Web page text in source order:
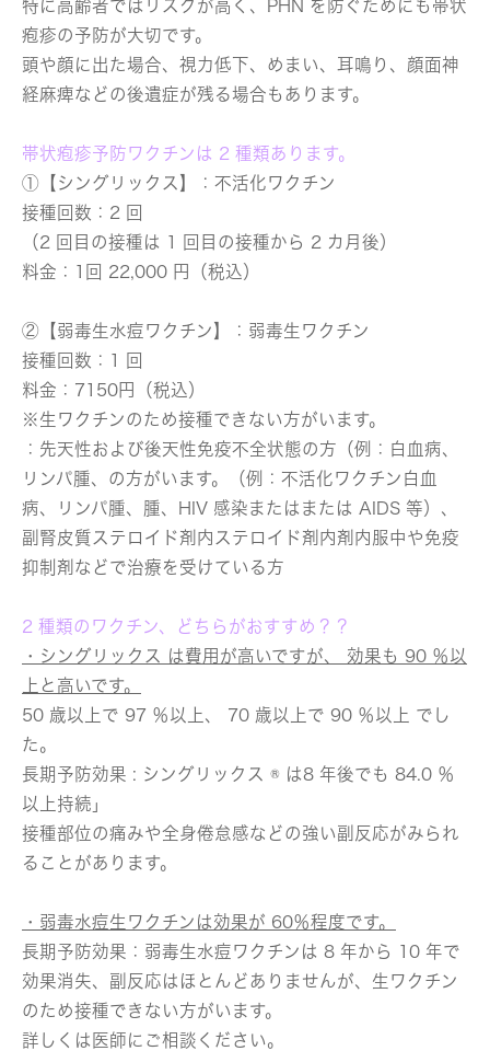
特に高齢者ではリスクが高く、PHN を防ぐためにも帯状
疱疹の予防が大切です。
頭や顔に出た場合、視力低下、めまい、耳鳴り、顔面神
経麻痺などの後遺症が残る場合もあります。
帯状疱疹予防ワクチンは 2 種類あります。
①【シングリックス】：不活化ワクチン
接種回数：2 回
（2 回目の接種は 1 回目の接種から 2 カ月後）
料金：1回 22,000 円（税込）
②【弱毒生水痘ワクチン】：弱毒生ワクチン
接種回数：1 回
料金：7150円（税込）
※生ワクチンのため接種できない方がいます。
：先天性および後天性免疫不全状態の方（例：白血病、
リンパ腫、の方がいます。（例：不活化ワクチン白血
病、リンパ腫、腫、HIV 感染またはまたは AIDS 等）、
副腎皮質ステロイド剤内ステロイド剤内剤内服中や免疫
抑制剤などで治療を受けている方
2 種類のワクチン、どちらがおすすめ？？
・シングリックス は費用が高いですが、 効果も 90 ％以
上と高いです。
50 歳以上で 97 ％以上、 70 歳以上で 90 ％以上 でし
た。
長期予防効果 : シングリックス ® は8 年後でも 84.0 ％
以上持続」
接種部位の痛みや全身倦怠感などの強い副反応がみられ
ることがあります。
・弱毒水痘生ワクチンは効果が 60％程度です。
長期予防効果：弱毒生水痘ワクチンは 8 年から 10 年で
効果消失、副反応はほとんどありませんが、生ワクチン
のため接種できない方がいます。
詳しくは医師にご相談ください。